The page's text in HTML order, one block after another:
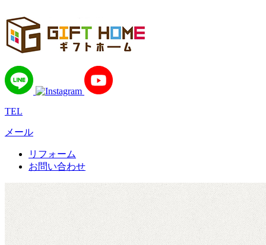
TEL
メール
リフォーム
お問い合わせ